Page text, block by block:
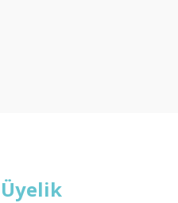
Üyelik